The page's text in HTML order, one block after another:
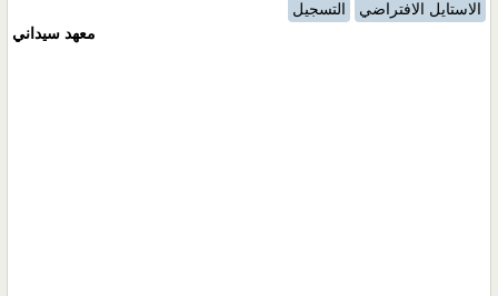
الاستايل الافتراضي
التسجيل
معهد سيداني